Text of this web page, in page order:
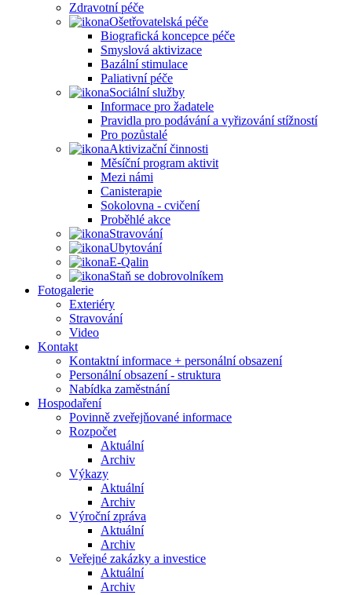
Zdravotní péče
Ošetřovatelská péče
Biografická koncepce péče
Smyslová aktivizace
Bazální stimulace
Paliativní péče
Sociální služby
Informace pro žadatele
Pravidla pro podávání a vyřizování stížností
Pro pozůstalé
Aktivizační činnosti
Měsíční program aktivit
Mezi námi
Canisterapie
Sokolovna - cvičení
Proběhlé akce
Stravování
Ubytování
E-Qalin
Staň se dobrovolníkem
Fotogalerie
Exteriéry
Stravování
Video
Kontakt
Kontaktní informace + personální obsazení
Personální obsazení - struktura
Nabídka zaměstnání
Hospodaření
Povinně zveřejňované informace
Rozpočet
Aktuální
Archiv
Výkazy
Aktuální
Archiv
Výroční zpráva
Aktuální
Archiv
Veřejné zakázky a investice
Aktuální
Archiv